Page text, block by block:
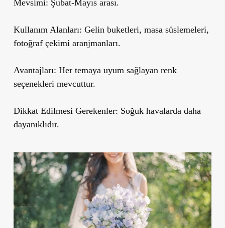
Mevsimi: Şubat-Mayıs arası.
Kullanım Alanları: Gelin buketleri, masa süslemeleri,
fotoğraf çekimi aranjmanları.
Avantajları: Her temaya uyum sağlayan renk
seçenekleri mevcuttur.
Dikkat Edilmesi Gerekenler: Soğuk havalarda daha
dayanıklıdır.